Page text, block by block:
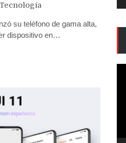
Tecnología
su teléfono de gama alta,
dispositivo en…